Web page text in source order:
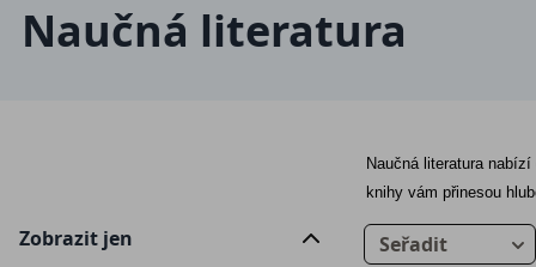
Naučná literatura
Naučná literatura
knihy vám přinesou
Zobrazit jen Seřadit